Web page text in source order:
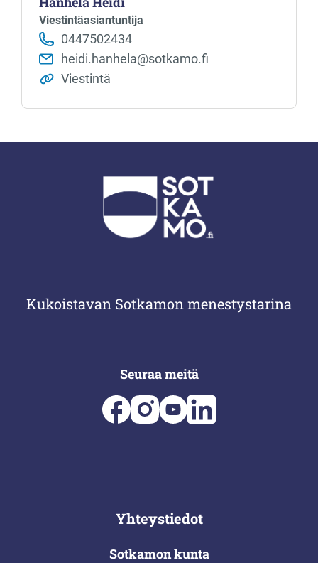
Viestintäasiantuntija
0447502434
heidi.hanhela@sotkamo.fi
Viestintä
Kukoistavan Sotkamon menestystarina
Seuraa meitä
Yhteystiedot
Sotkamon kunta